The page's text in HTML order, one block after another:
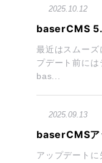
2025.10.12
baserCMS
最近はスムーズ
プデート前に
bas...
2025.09.13
baserCMSア
アップデート